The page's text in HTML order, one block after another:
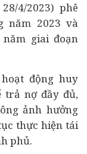
4/2023) phê
năm 2023 và
giai đoạn
hoạt động huy
trả nợ đầy đủ,
ảnh hưởng
thực hiện tái
phủ.